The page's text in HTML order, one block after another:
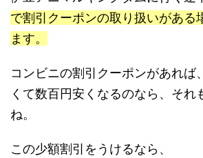
で割引クーポンの取り扱いがある
ます。
コンビニの割引クーポンがあれば
くて数百円安くなるのなら、それ
ね。
この少額割引をうけるなら、